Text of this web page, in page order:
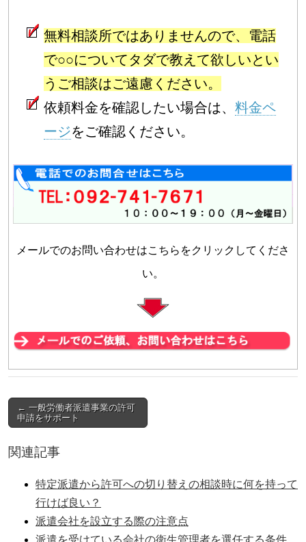
無料相談所ではありませんので、電話
で○○についてタダで教えて欲しいとい
うご相談はご遠慮ください。
依頼料金を確認したい場合は、 料金ペ
ージをご確認ください。
メールでのお問い合わせはこちらをクリックしてくださ
い。
Post navigation
← 一般労働者派遣事業の許可
申請をサポート
関連記事
特定派遣から許可への切り替えの相談時に何を持って
行けば良い？
派遣会社を設立する際の注意点